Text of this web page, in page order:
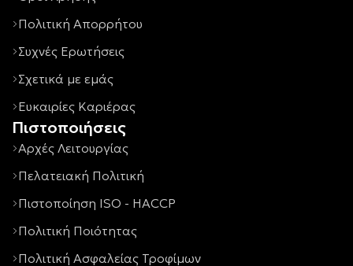
Πολιτική Απορρήτου
Συχνές Ερωτήσεις
Σχετικά με εμάς
Ευκαιρίες Καριέρας
Πιστοποιήσεις
Αρχές Λειτουργίας
Πελατειακή Πολιτική
Πιστοποίηση ISO - HACCP
Πολιτική Ποιότητας
Πολιτική Ασφαλείας Τροφίμων